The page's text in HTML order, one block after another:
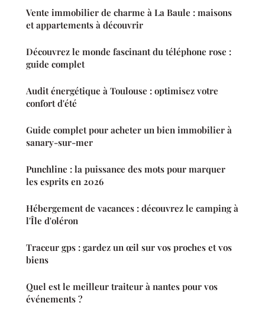
Vente immobilier de charme à La Baule : maisons
et appartements à découvrir
Découvrez le monde fascinant du téléphone rose :
guide complet
Audit énergétique à Toulouse : optimisez votre
confort d'été
Guide complet pour acheter un bien immobilier à
sanary-sur-mer
Punchline : la puissance des mots pour marquer
les esprits en 2026
Hébergement de vacances : découvrez le camping à
l'Île d'oléron
Traceur gps : gardez un œil sur vos proches et vos
biens
Quel est le meilleur traiteur à nantes pour vos
événements ?